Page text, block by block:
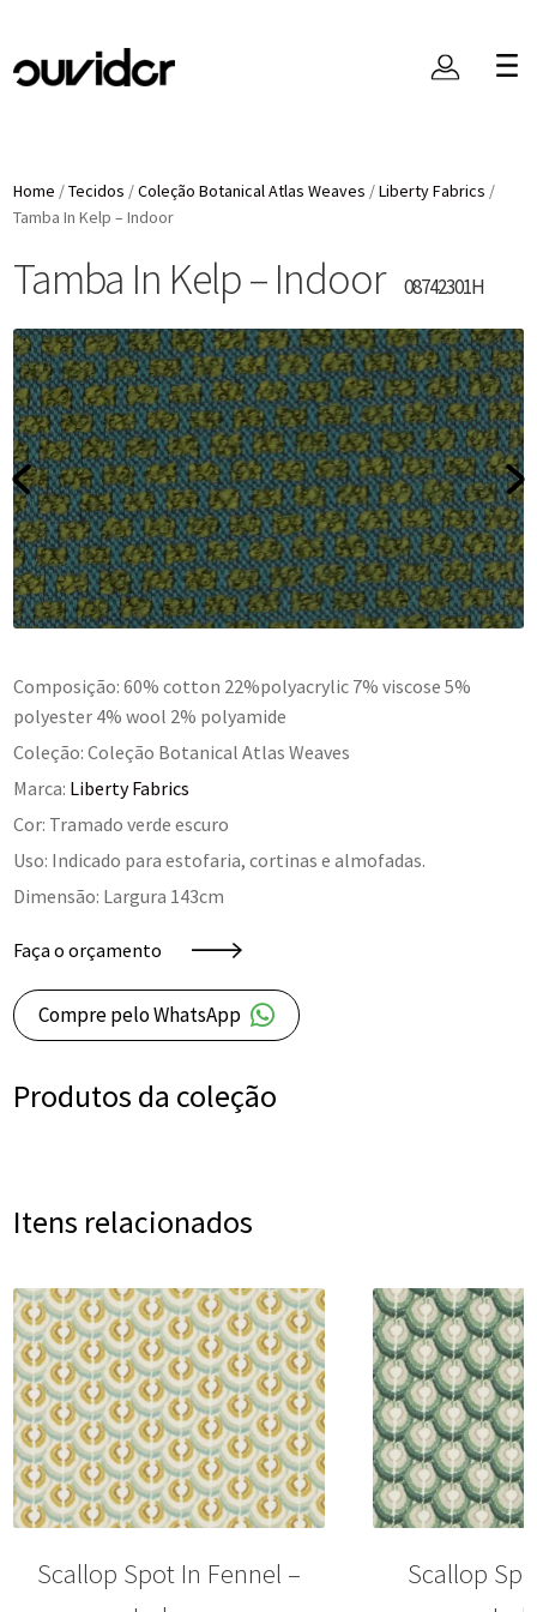
Home /Tecidos /Coleção Botanical Atlas Weaves /Liberty Fabrics /
Tamba In Kelp – Indoor
Tamba In Kelp – Indoor 08742301H
Composição: 60% cotton 22%polyacrylic 7% viscose 5%
polyester 4% wool 2% polyamide
Coleção: Coleção Botanical Atlas Weaves
Marca: Liberty Fabrics
Cor: Tramado verde escuro
Uso: Indicado para estofaria, cortinas e almofadas.
Dimensão: Largura 143cm
Faça o orçamento
Compre pelo WhatsApp
Produtos da coleção
Itens relacionados
Scallop Spot In Fennel –
Scallop